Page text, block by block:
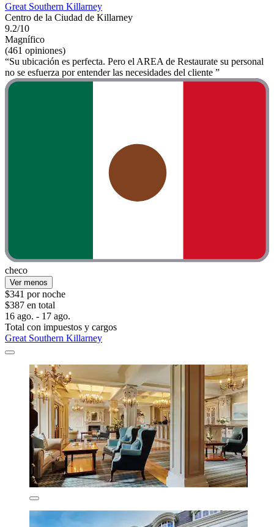
Great Southern Killarney
Centro de la Ciudad de Killarney
9.2/10
Magnífico
(461 opiniones)
“Su ubicación es perfecta. Pero el AREA de Restaurate su personal
no se esfuerza por entender las necesidades del cliente ”
checo
Ver menos
$341 por noche
$387 en total
16 ago. - 17 ago.
Total con impuestos y cargos
Great Southern Killarney